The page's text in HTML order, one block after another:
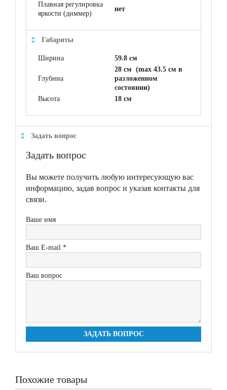
Плавная регулировка
яркости (диммер)
нет
Габариты
Ширина 59.8 см
Глубина
28 см (max 43.5 см в
разложенном
состоянии)
Высота
18 см
Задать вопрос
Задать вопрос
Вы можете получить любую интересующую вас
информацию, задав вопрос и указав контакты для
связи.
Ваше имя
Ваш E-mail *
Ваш вопрос
ЗАДАТЬ ВОПРОС
Похожие товары